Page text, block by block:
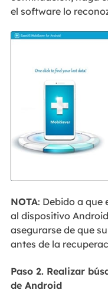
el software lo
NOTA: Debido a que
al dispositivo
asegurarse de que
antes de la
Paso 2. Realizar
de Android